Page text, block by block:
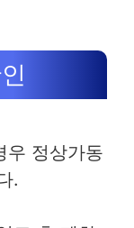
우 정상가동
.